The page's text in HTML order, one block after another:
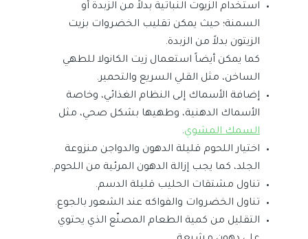
استخدام الزيوت النباتية بدلاً من الزبدة أو
السمنة؛ حيث يمكن تقليب الخضروات بزيت
الزيتون بدلاً من الزبدة.
كما يمكن أيضاً استعمال زيت الكانولا للطهي
الساخن، مثل القلي السريع والتحمير.
إضافة الأسماك إلى النظام الغذائي، وخاصة
الأسماك الدهنية، وطهيها بشكل صحي، مثل
السمك المشوي.
اختيار اللحوم قليلة الدهون والدواجن منزوعة
الجلد، كما يجب إزالة الدهون المرئية من اللحوم.
تناول مشتقات الحليب قليلة الدسم.
تناول الخضروات والفواكه عند الشعور بالجوع.
التقليل من كمية الطعام المصنّع الذي يحتوي